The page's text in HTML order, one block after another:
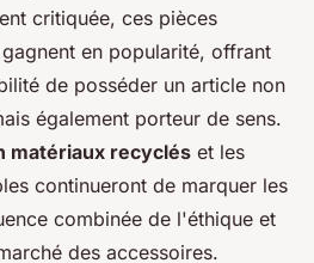
critiquée, ces pièces
en popularité, offrant
de posséder un article non
également porteur de sens.
matériaux recyclés et les
continueront de marquer les
combinée de l'éthique et
des accessoires.